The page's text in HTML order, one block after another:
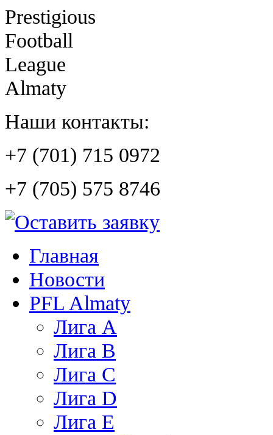
Prestigious
Football
League
Almaty
Наши контакты:
+7 (701) 715 0972
+7 (705) 575 8746
Главная
Новости
PFL Almaty
Лига A
Лига В
Лига С
Лига D
Лига Е